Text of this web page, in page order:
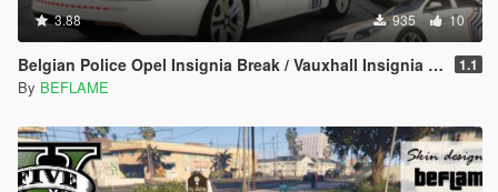
3.88 935 10
Belgian Police Opel Insignia Break / Vauxhall Insignia Estate - Lokale & Federale Politie 1.1
By BEFLAME